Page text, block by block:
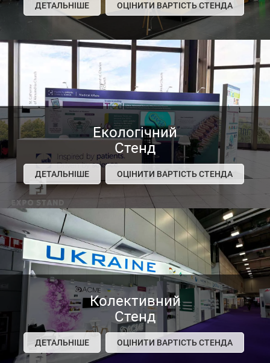
ДЕТАЛЬНІШЕ ОЦІНИТИ ВАРТІСТЬ СТЕНДА
Екологічний
Стенд
ДЕТАЛЬНІШЕ ОЦІНИТИ ВАРТІСТЬ СТЕНДА
Колективний
Стенд
ДЕТАЛЬНІШЕ ОЦІНИТИ ВАРТІСТЬ СТЕНДА